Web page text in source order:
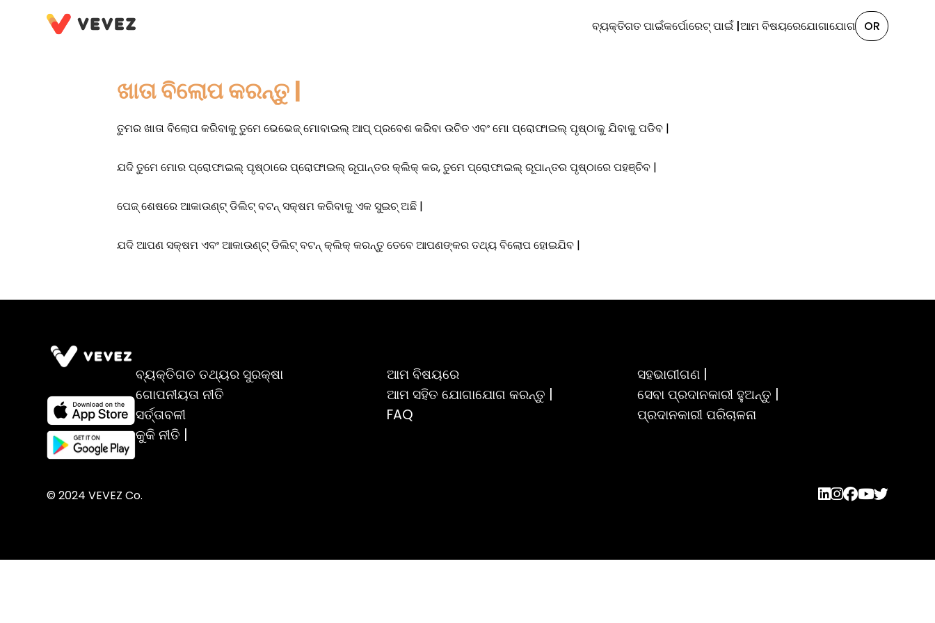
ବ୍ୟକ୍ତିଗତ ପାଇଁକର୍ପୋରେଟ୍ ପାଇଁ |ଆମ ବିଷୟରେଯୋଗାଯୋଗ OR
ଖାତା ବିଲୋପ କରନ୍ତୁ |
ବ୍ୟକ୍ତିଗତ ତଥ୍ୟର ସୁରକ୍ଷା
ଗୋପନୀୟତା ନୀତି
ସର୍ତ୍ତାବଳୀ
କୁକି ନୀତି |
ଆମ ବିଷୟରେ
ଆମ ସହିତ ଯୋଗାଯୋଗ କରନ୍ତୁ |
FAQ
ସହଭାଗୀଗଣ |
ସେବା ପ୍ରଦାନକାରୀ ହୁଅନ୍ତୁ |
ପ୍ରଦାନକାରୀ ପରିଚାଳନା
© 2024 VEVEZ Co.